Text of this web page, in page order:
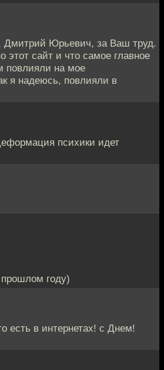
Дмитрий Юрьевич, за Ваш труд.
этот сайт и что самое главное
повлияли на мое
я надеюсь, повлияли в
психики идет
году)
есть в интернетах! с Днем!